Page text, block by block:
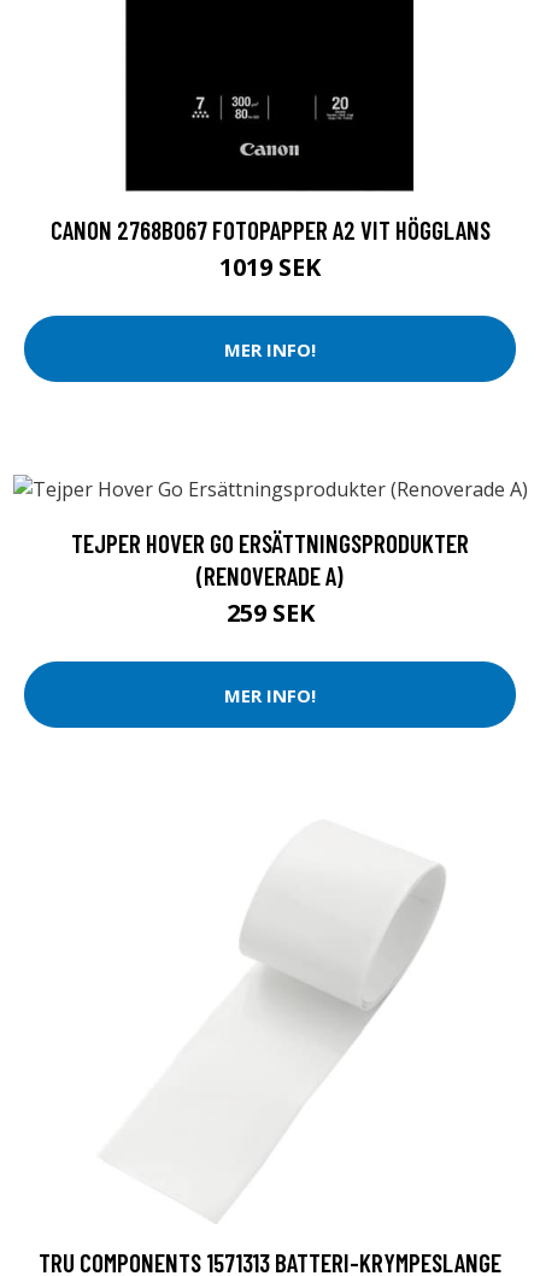
CANON 2768B067 FOTOPAPPER A2 VIT HÖGGLANS
1019 SEK
MER INFO!
TEJPER HOVER GO ERSÄTTNINGSPRODUKTER
(RENOVERADE A)
259 SEK
MER INFO!
TRU COMPONENTS 1571313 BATTERI-KRYMPESLANGE